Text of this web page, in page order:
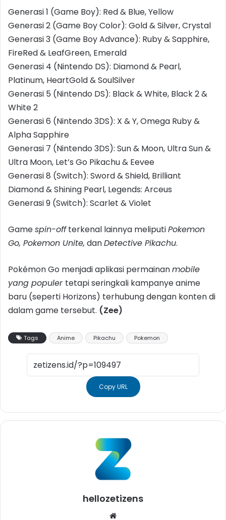
Generasi 1 (Game Boy): Red & Blue, Yellow
Generasi 2 (Game Boy Color): Gold & Silver, Crystal
Generasi 3 (Game Boy Advance): Ruby & Sapphire,
FireRed & LeafGreen, Emerald
Generasi 4 (Nintendo DS): Diamond & Pearl,
Platinum, HeartGold & SoulSilver
Generasi 5 (Nintendo DS): Black & White, Black 2 &
White 2
Generasi 6 (Nintendo 3DS): X & Y, Omega Ruby &
Alpha Sapphire
Generasi 7 (Nintendo 3DS): Sun & Moon, Ultra Sun &
Ultra Moon, Let’s Go Pikachu & Eevee
Generasi 8 (Switch): Sword & Shield, Brilliant
Diamond & Shining Pearl, Legends: Arceus
Generasi 9 (Switch): Scarlet & Violet
Gamespin-offterkenal lainnya meliputiPokemon
Go, Pokemon Unite, danDetective Pikachu.
Pokémon Go menjadi aplikasi permainanmobile
yang populer tetapi seringkali kampanye anime
baru (seperti Horizons) terhubung dengan konten di
dalam game tersebut. (Zee)
Tags Anime Pikachu Pokemon
Copy URL
hellozetizens